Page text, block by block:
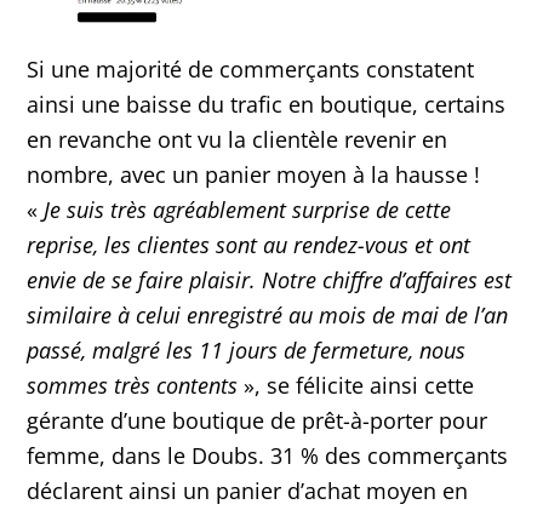
Si une majorité de commerçants constatent
ainsi une baisse du trafic en boutique, certains
en revanche ont vu la clientèle revenir en
nombre, avec un panier moyen à la hausse !
«Je suis très agréablement surprise de cette
reprise, les clientes sont au rendez-vous et ont
envie de se faire plaisir. Notre chiffre d’affaires est
similaire à celui enregistré au mois de mai de l’an
passé, malgré les 11 jours de fermeture, nous
sommes très contents », se félicite ainsi cette
gérante d’une boutique de prêt-à-porter pour
femme, dans le Doubs. 31 % des commerçants
déclarent ainsi un panier d’achat moyen en